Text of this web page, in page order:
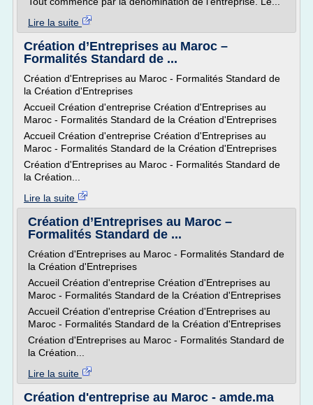
Lire la suite
Création d’Entreprises au Maroc –
Formalités Standard de ...
Création d'Entreprises au Maroc - Formalités Standard de
la Création d'Entreprises
Accueil Création d'entreprise Création d'Entreprises au
Maroc - Formalités Standard de la Création d'Entreprises
Accueil Création d'entreprise Création d'Entreprises au
Maroc - Formalités Standard de la Création d'Entreprises
Création d'Entreprises au Maroc - Formalités Standard de
la Création...
Lire la suite
Création d’Entreprises au Maroc –
Formalités Standard de ...
Création d'Entreprises au Maroc - Formalités Standard de
la Création d'Entreprises
Accueil Création d'entreprise Création d'Entreprises au
Maroc - Formalités Standard de la Création d'Entreprises
Accueil Création d'entreprise Création d'Entreprises au
Maroc - Formalités Standard de la Création d'Entreprises
Création d'Entreprises au Maroc - Formalités Standard de
la Création...
Lire la suite
Création d'entreprise au Maroc - amde.ma